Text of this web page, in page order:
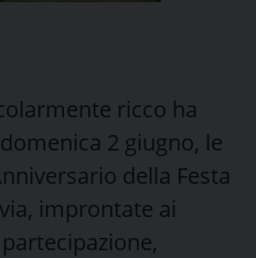
ricco ha
2 giugno, le
della Festa
improntate ai